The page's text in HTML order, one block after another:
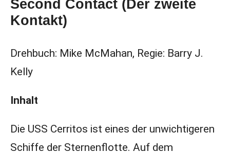
Second Contact (Der zweite
Kontakt)
Drehbuch: Mike McMahan, Regie: Barry J.
Kelly
Inhalt
Die USS Cerritos ist eines der unwichtigeren
Schiffe der Sternenflotte. Auf dem